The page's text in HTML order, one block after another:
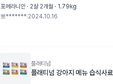
포메라니안 · 2살 2개월 · 1.79kg
뽀******* 2024.10.16
플래티넘
플래티넘 강아지 메뉴 습식사료